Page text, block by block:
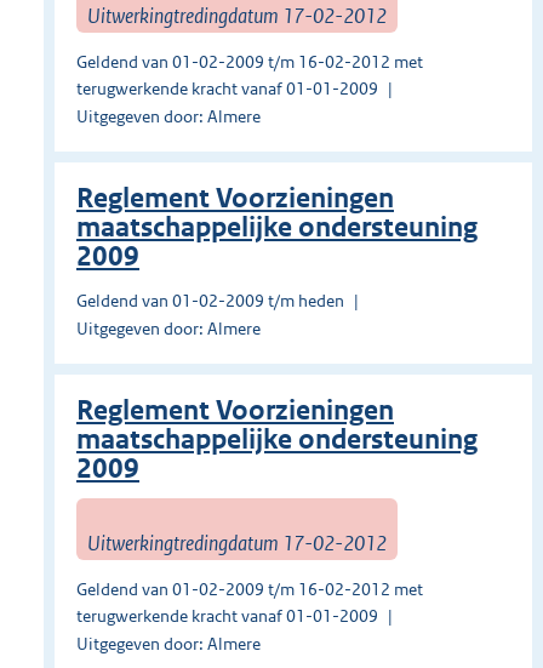
Uitwerkingtredingdatum 17-02-2012
Geldend van 01-02-2009 t/m 16-02-2012 met
terugwerkende kracht vanaf 01-01-2009
Uitgegeven door: Almere
Reglement Voorzieningen
maatschappelijke ondersteuning
2009
Geldend van 01-02-2009 t/m heden
Uitgegeven door: Almere
Reglement Voorzieningen
maatschappelijke ondersteuning
2009
Uitwerkingtredingdatum 17-02-2012
Geldend van 01-02-2009 t/m 16-02-2012 met
terugwerkende kracht vanaf 01-01-2009
Uitgegeven door: Almere